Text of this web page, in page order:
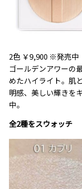
2色 ￥9,900 ※発売中
ゴールデンアワーの
めたハイライト。肌
明感、美しい輝きを
中。
全2種をスウォッチ